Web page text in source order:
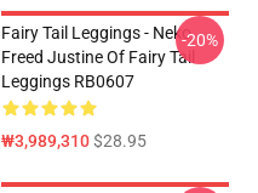
Fairy Tail Leggings - Neko
Freed Justine Of Fairy Tail
Leggings RB0607
₩3,989,310$28.95
-20%